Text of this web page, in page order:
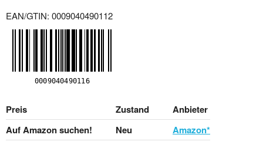
EAN/GTIN: 0009040490112
Preis Zustand
Anbieter
Auf Amazon suchen!
Neu Amazon*